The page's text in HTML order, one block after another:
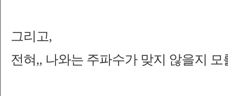
그리고,
전혀,, 나와는 주파수가 맞지 않을지 모